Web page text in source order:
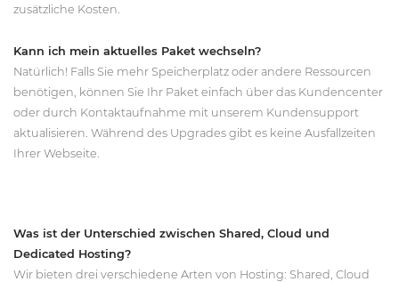
zusätzliche Kosten.
Kann ich mein aktuelles Paket wechseln?
Natürlich! Falls Sie mehr Speicherplatz oder andere Ressourcen
benötigen, können Sie Ihr Paket einfach über das Kundencenter
oder durch Kontaktaufnahme mit unserem Kundensupport
aktualisieren. Während des Upgrades gibt es keine Ausfallzeiten
Ihrer Webseite.
Was ist der Unterschied zwischen Shared, Cloud und
Dedicated Hosting?
Wir bieten drei verschiedene Arten von Hosting: Shared, Cloud